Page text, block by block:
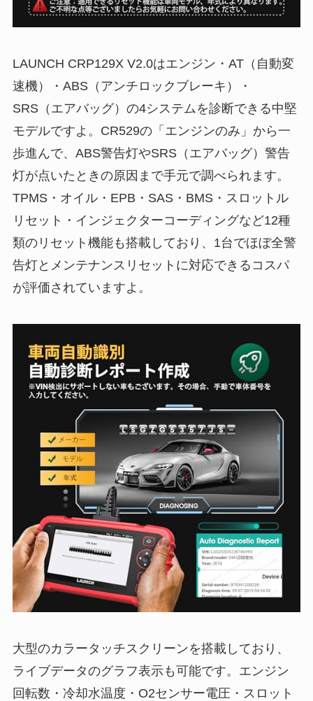
LAUNCH CRP129X V2.0はエンジン・AT（自動変
速機）・ABS（アンチロックブレーキ）・
SRS（エアバッグ）の4システムを診断できる中堅
モデルですよ。CR529の「エンジンのみ」から一
歩進んで、ABS警告灯やSRS（エアバッグ）警告
灯が点いたときの原因まで手元で調べられます。
TPMS・オイル・EPB・SAS・BMS・スロットル
リセット・インジェクターコーディングなど12種
類のリセット機能も搭載しており、1台でほぼ全警
告灯とメンテナンスリセットに対応できるコスパ
が評価されていますよ。
大型のカラータッチスクリーンを搭載しており、
ライブデータのグラフ表示も可能です。エンジン
回転数・冷却水温度・O2センサー電圧・スロット